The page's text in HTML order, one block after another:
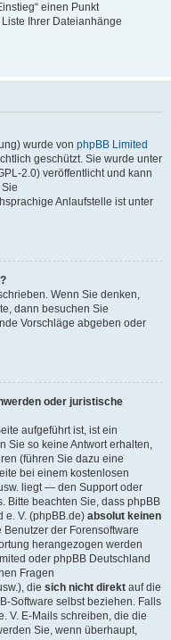
einen Punkt
Ihrer Dateianhänge
wurde von phpBB Limited
geschützt. Sie wurde unter
2.0) veröffentlicht und kann
Anlaufstelle ist unter
Wenn Sie denken,
dann besuchen Sie
Vorschläge abgeben oder
oder juristische
aufgeführt ist, ist ein
Sie so keine Antwort erhalten,
(führen Sie dazu eine
bei einem kostenlosen
liegt — den Support oder
Bitte beachten Sie, dass phpBB
e. V. (phpBB.de) absolut keinen
der Forensoftware
herangezogen werden
oder phpBB Deutschland
Fragen
die sich nicht direkt auf die
Software selbst beziehen. Falls
V. E-Mails schreiben, die die
Sie, wenn überhaupt,